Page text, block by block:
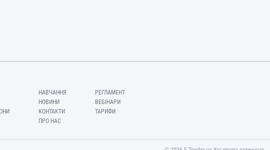
НАВЧАННЯ
НОВИНИ
КОНТАКТИ
ПРО НАС
РЕГЛАМЕНТ
ВЕБІНАРИ
ТАРИФИ